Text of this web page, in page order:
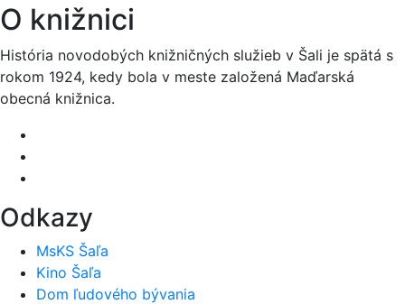
O knižnici
História novodobých knižničných služieb v Šali je spätá s
rokom 1924, kedy bola v meste založená Maďarská
obecná knižnica.
Odkazy
MsKS Šaľa
Kino Šaľa
Dom ľudového bývania